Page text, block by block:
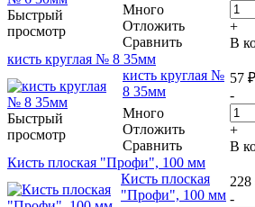
Быстрый
просмотр
Много
Отложить
Сравнить
+
В
кисть круглая № 8 35мм
Быстрый
просмотр
кисть круглая №
8 35мм
Много
Отложить
Сравнить
57 ₽
-
+
В
Кисть плоская "Профи", 100 мм
Кисть плоская
"Профи", 100 мм
228
-